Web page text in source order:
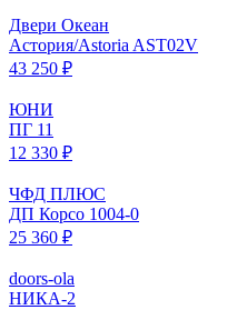
Двери Океан
Астория/Astoria AST02V
43 250 ₽
ЮНИ
ПГ 11
12 330 ₽
ЧФД ПЛЮС
ДП Корсо 1004-0
25 360 ₽
doors-ola
НИКА-2